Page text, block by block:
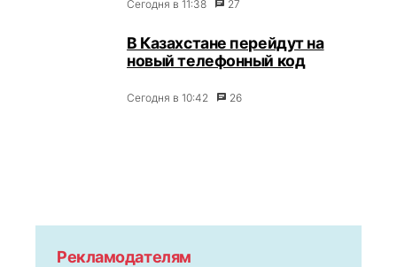
Сегодня в 11:38 27
В Казахстане перейдут на
новый телефонный код
Сегодня в 10:42 26
Рекламодателям